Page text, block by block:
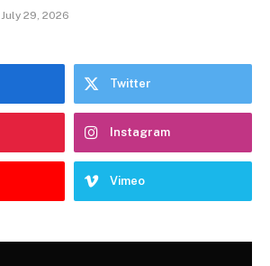
July 29, 2026
Twitter
Instagram
Vimeo